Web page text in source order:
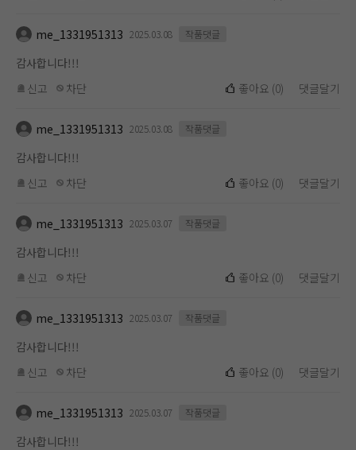
me_1331951313 2025.03.08 작품댓글
감사합니다!!!
신고
차단 좋아요 (0) 댓글달기
me_1331951313 2025.03.08 작품댓글
감사합니다!!!
신고
차단 좋아요 (0) 댓글달기
me_1331951313 2025.03.07 작품댓글
감사합니다!!!
신고
차단 좋아요 (0) 댓글달기
me_1331951313 2025.03.07 작품댓글
감사합니다!!!
신고
차단 좋아요 (0) 댓글달기
me_1331951313 2025.03.07 작품댓글
감사합니다!!!